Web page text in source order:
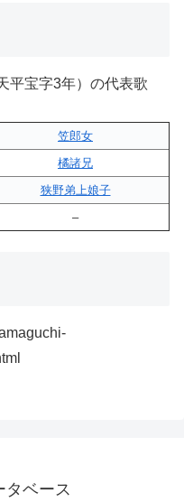
平宝字3年）の代表歌
笠郎女
橘諸兄
狭野弟上娘子
–
タベース